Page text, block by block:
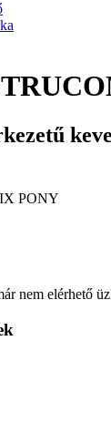
PONY
nem elérhető